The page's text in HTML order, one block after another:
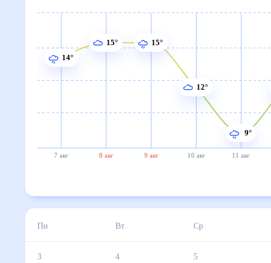
7 авг 8 авг 9 авг 10 авг 11 авг
14°
15° 15°
12°
9°
Пн Вт Ср
3 4 5